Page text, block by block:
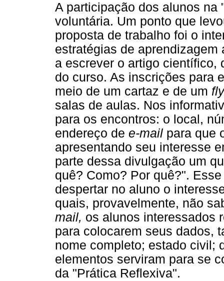
A participação dos alunos na
voluntária. Um ponto que
proposta de trabalho foi o
estratégias de
a escrever o artigo científico,
do curso. As inscrições para
meio de um cartaz e de um
salas de aulas. Nos
para os encontros: o local,
endereço de e-mail para que
apresentando seu interesse
parte dessa divulgação um
quê? Como? Por quê?".
despertar no aluno o
quais, provavelmente, não
mail, os alunos interessados
para colocarem seus dados,
nome completo; estado civil;
elementos serviram para se
da "Prática Reflexiva".